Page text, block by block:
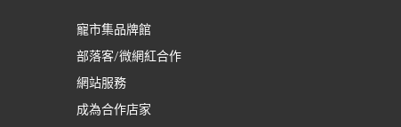
寵市集品牌館
部落客/微網紅合作
網站服務
成為合作店家